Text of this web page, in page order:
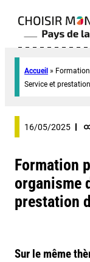
Accueil »
Service et
16/05/2025
Formation
organisme
prestation
Sur le même